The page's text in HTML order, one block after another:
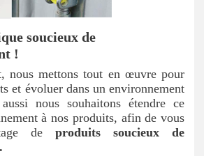
soucieux de
!
nous mettons tout en œuvre pour
et évoluer dans un environnement
aussi nous souhaitons étendre ce
à nos produits, afin de vous
de produits soucieux de